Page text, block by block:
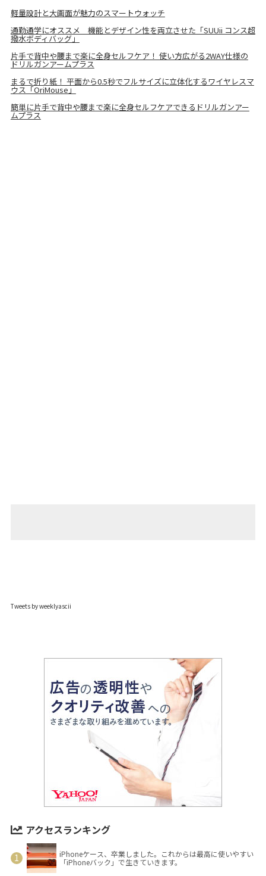
軽量設計と大画面が魅力のスマートウォッチ
通勤通学にオススメ 機能とデザイン性を両立させた「SUUii コンス超
撥水ボディバッグ」
片手で背中や腰まで楽に全身セルフケア！ 使い方広がる2WAY仕様の
ドリルガンアームプラス
まるで折り紙！ 平面から0.5秒でフルサイズに立体化するワイヤレスマ
ウス「OriMouse」
簡単に片手で背中や腰まで楽に全身セルフケアできるドリルガンアー
ムプラス
Tweets by weeklyascii
アクセスランキング
iPhoneケース、卒業しました。これからは最高に使いやすい
「iPhoneバック」で生きていきます。